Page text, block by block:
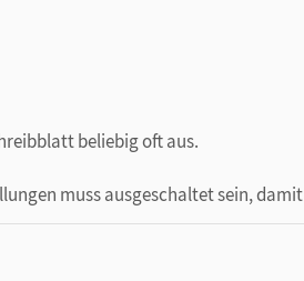
beliebig oft aus.
muss ausgeschaltet sein, damit